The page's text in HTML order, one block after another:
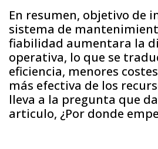
En resumen, objetivo de
sistema de
fiabilidad aumentara la
operativa, lo que se
eficiencia, menores
más efectiva de los
lleva a la pregunta que
articulo, ¿Por donde